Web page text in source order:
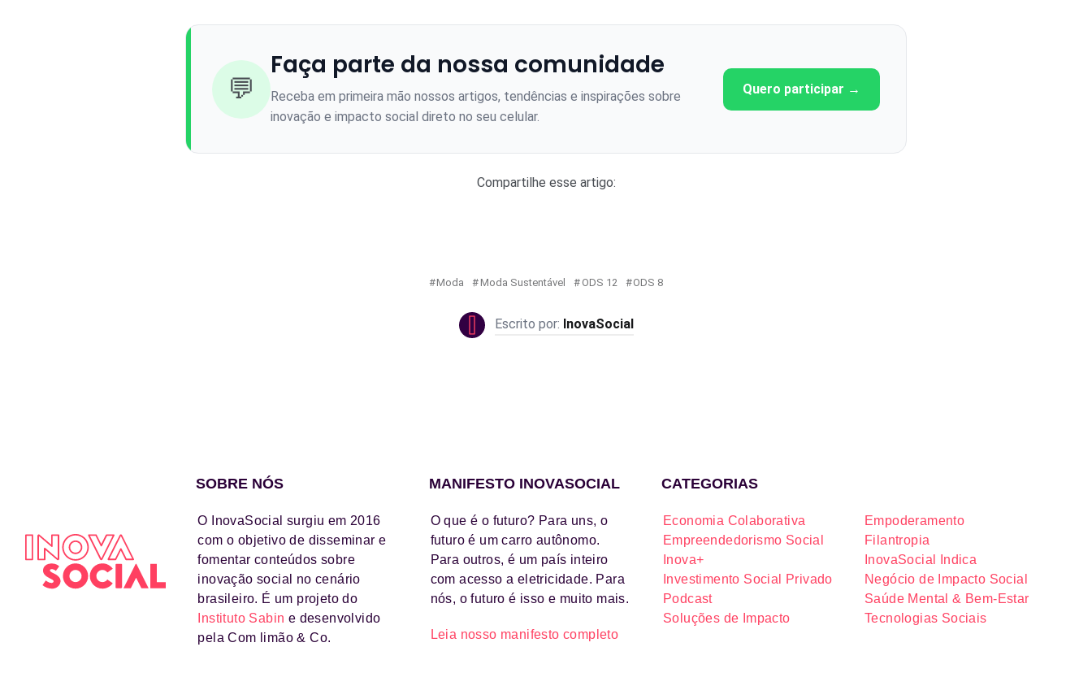
💬
Faça parte da nossa comunidade
Receba em primeira mão nossos artigos, tendências e inspirações sobre
inovação e impacto social direto no seu celular.
Quero participar →
Compartilhe esse artigo:
Moda Moda Sustentável ODS 12 ODS 8
InovaSocial
SOBRE NÓS
O InovaSocial surgiu em 2016
com o objetivo de disseminar e
fomentar conteúdos sobre
inovação social no cenário
brasileiro. É um projeto do
Instituto Sabin e desenvolvido
pela Com limão & Co.
MANIFESTO INOVASOCIAL
O que é o futuro? Para uns, o
futuro é um carro autônomo.
Para outros, é um país inteiro
com acesso a eletricidade. Para
nós, o futuro é isso e muito mais.
Leia nosso manifesto completo
CATEGORIAS
Economia Colaborativa
Empoderamento
Empreendedorismo Social
Filantropia
Inova+
InovaSocial Indica
Investimento Social Privado
Negócio de Impacto Social
Podcast
Saúde Mental & Bem-Estar
Soluções de Impacto
Tecnologias Sociais